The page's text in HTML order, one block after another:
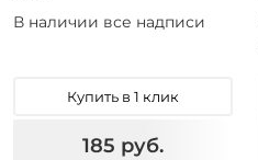
В наличии все надписи
Купить в 1 клик
185 руб.